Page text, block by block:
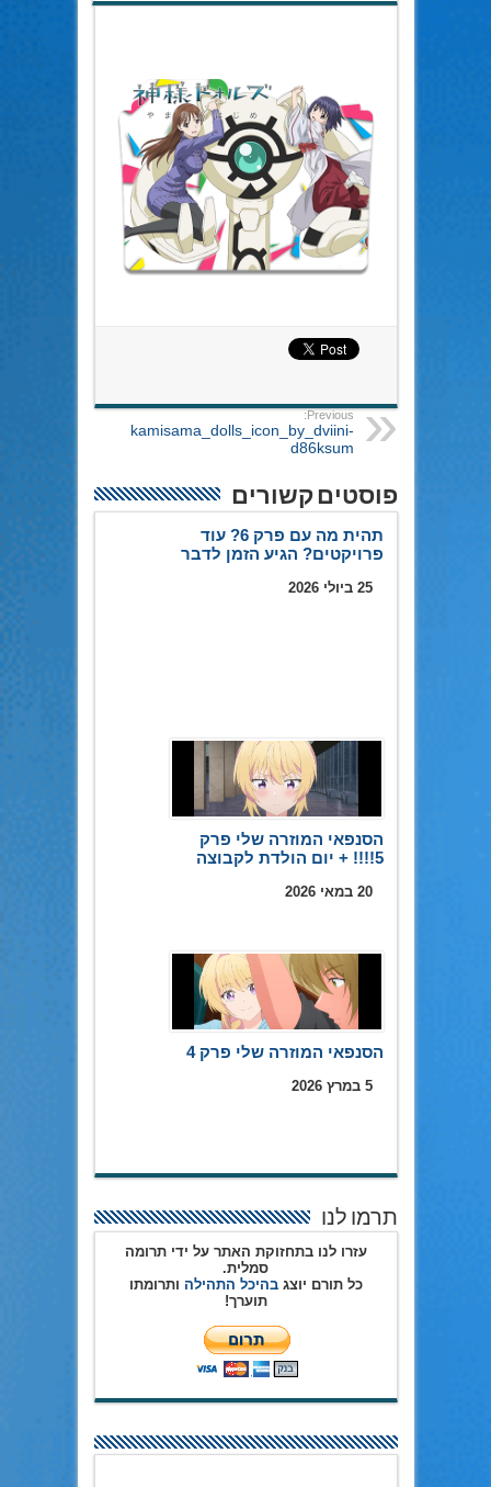
Previous:
kamisama_dolls_icon_by_dviini-
d86ksum
פוסטים קשורים
תהית מה עם פרק 6? עוד
פרויקטים? הגיע הזמן לדבר
25 ביולי 2026
הסנפאי המוזרה שלי פרק
5!!!! + יום הולדת לקבוצה
20 במאי 2026
הסנפאי המוזרה שלי פרק 4
5 במרץ 2026
תרמו לנו
עזרו לנו בתחזוקת האתר על ידי תרומה
סמלית.
כל תורם יוצגבהיכל התהילה ותרומתו
תוערך!